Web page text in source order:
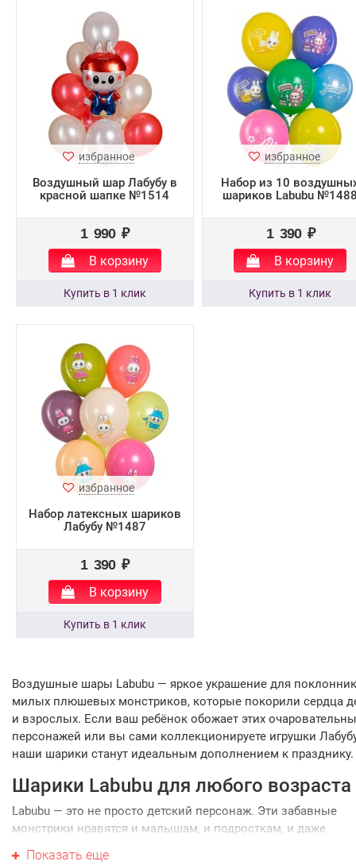
избранное
Воздушный шар Лабубу в
красной шапке №1514
1 990 ₽
В корзину
избранное
Набор из 10
шариков Labubu
1 390 ₽
В корзину
избранное
Набор латексных шариков
Лабубу №1487
1 390 ₽
В корзину
Воздушные шары Labubu — яркое украшение для
милых плюшевых монстриков, которые покорили сердца
и взрослых. Если ваш ребёнок обожает этих
персонажей или вы сами коллекционируете игрушки
наши шарики станут идеальным дополнением к празднику.
Шарики Labubu для любого возраста
Labubu — это не просто детский персонаж. Эти забавные
монстрики нравятся и малышам, и подросткам, и даже
Показать еще